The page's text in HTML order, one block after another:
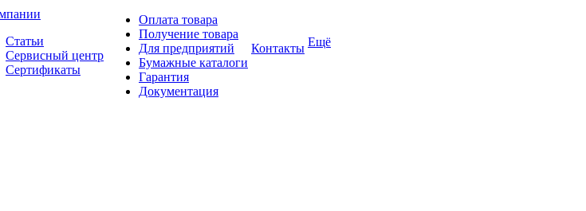
Статьи
Сервисный центр
Сертификаты
Оплата товара
Получение товара
Для предприятий
Бумажные каталоги
Гарантия
Документация
Контакты Ещё